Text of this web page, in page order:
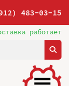
483-03-15
работает